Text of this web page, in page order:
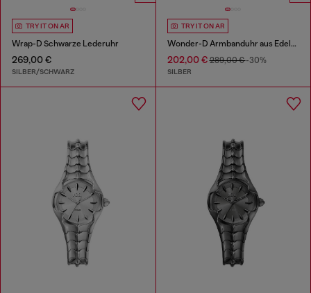
TRY IT ON AR
Wrap-D Schwarze Lederuhr
269,00 €
SILBER/SCHWARZ
TRY IT ON AR
Wonder-D Armbanduhr aus Edelstahl mit zwei Zeigern
202,00 €289,00 €-30%
SILBER